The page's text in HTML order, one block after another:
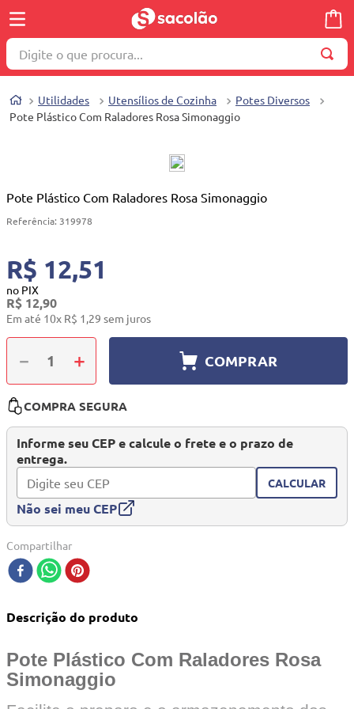
Digite o que procura...
Utilidades Utensílios de Cozinha
Potes Diversos
Pote Plástico Com Raladores Rosa Simonaggio
Pote Plástico Com Raladores Rosa Simonaggio
Referência: 319978
R$ 12,51
no PIX
R$ 12,90
Em até 10x R$ 1,29 sem juros
＋
－ COMPRAR
COMPRA SEGURA
Informe seu CEP e calcule o frete e o prazo de
entrega.
CALCULAR
Não sei meu CEP
Compartilhar
Descrição do produto
Pote Plástico Com Raladores Rosa
Simonaggio
1º
wella
4º
cosmetico
10
berço